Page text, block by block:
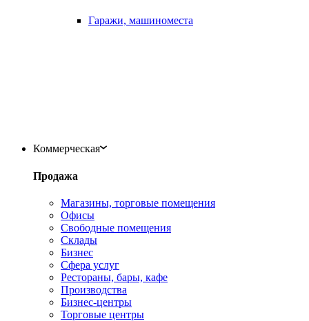
Гаражи, машиноместа
Коммерческая
Продажа
Магазины, торговые помещения
Офисы
Свободные помещения
Склады
Бизнес
Сфера услуг
Рестораны, бары, кафе
Производства
Бизнес-центры
Торговые центры